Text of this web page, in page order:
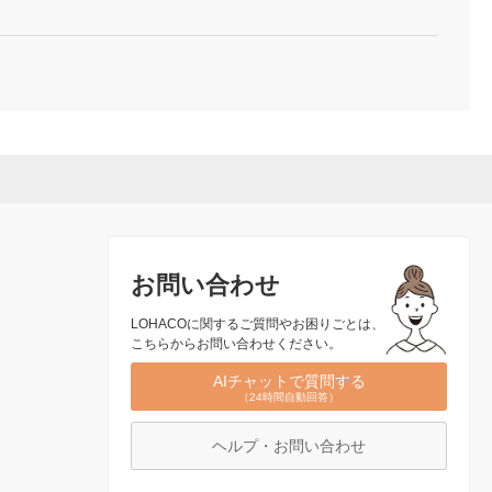
お問い合わせ
LOHACOに関するご質問やお困りごとは、
こちらからお問い合わせください。
AIチャットで質問する
（24時間自動回答）
ヘルプ・お問い合わせ